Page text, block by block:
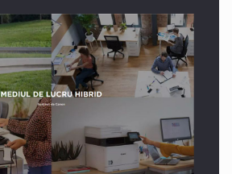
prezenta in Romania printr-o a